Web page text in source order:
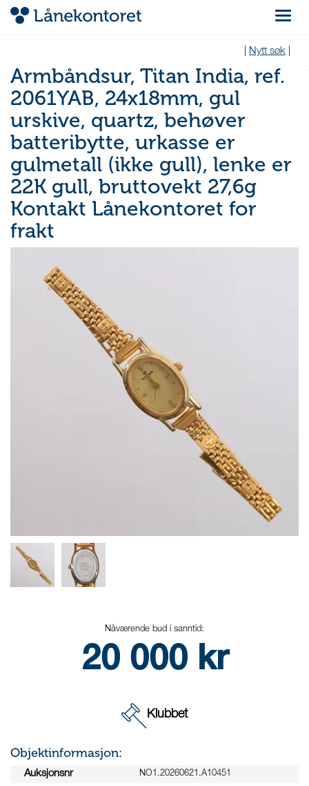
Nytt søk
Armbåndsur, Titan India, ref.
2061YAB, 24x18mm, gul
urskive, quartz, behøver
batteribytte, urkasse er
gulmetall (ikke gull), lenke er
22K gull, bruttovekt 27,6g
Kontakt Lånekontoret for
frakt
Nåværende bud i sanntid:
20 000 kr
Klubbet
Objektinformasjon:
Auksjonsnr NO1.20260621.A10451